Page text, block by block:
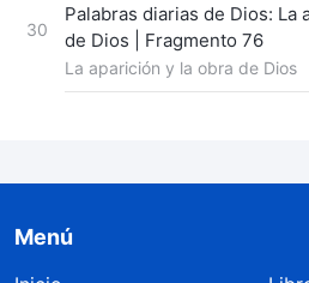
30
Palabras diarias de Dios: La
de Dios | Fragmento 76
La aparición y la obra de Dios
Menú